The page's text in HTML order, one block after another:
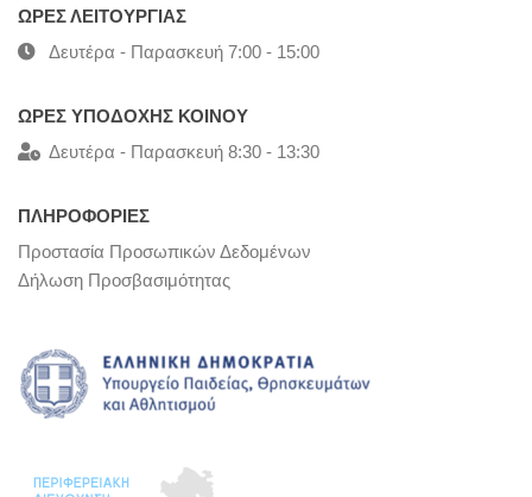
ΩΡΕΣ ΛΕΙΤΟΥΡΓΙΑΣ
Δευτέρα - Παρασκευή 7:00 - 15:00
ΩΡΕΣ ΥΠΟΔΟΧΗΣ ΚΟΙΝΟΥ
Δευτέρα - Παρασκευή 8:30 - 13:30
ΠΛΗΡΟΦΟΡΙΕΣ
Προστασία Προσωπικών Δεδομένων
Δήλωση Προσβασιμότητας